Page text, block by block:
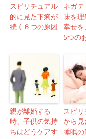
スピリチュアル
的に見た下痢が
続く６つの原因
ネガ
味を理
幸せを
5つの
親が離婚する
時、子供の気持
ちはどうケアす
スピ
から見
睡眠の